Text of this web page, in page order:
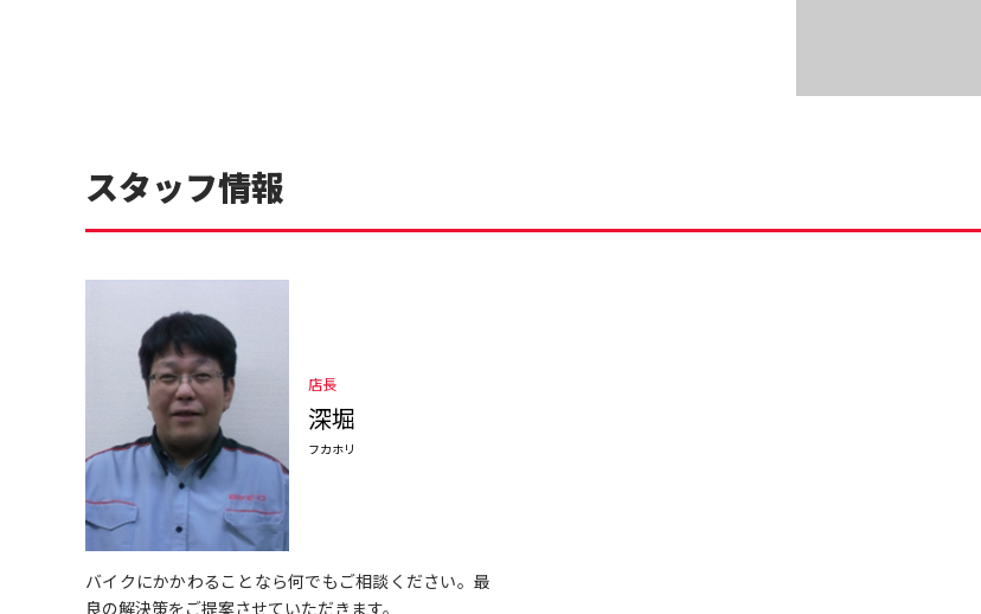
スタッフ情報
店長
深堀
フカホリ
バイクにかかわることなら何でもご相談ください。最
良の解決策をご提案させていただきます。